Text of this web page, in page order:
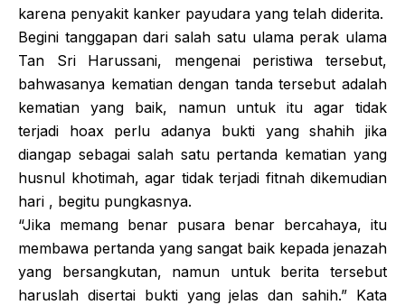
karena penyakit kanker payudara yang telah diderita.
Begini tanggapan dari salah satu ulama perak ulama
Tan Sri Harussani, mengenai peristiwa tersebut,
bahwasanya kematian dengan tanda tersebut adalah
kematian yang baik, namun untuk itu agar tidak
terjadi hoax perlu adanya bukti yang shahih jika
diangap sebagai salah satu pertanda kematian yang
husnul khotimah, agar tidak terjadi fitnah dikemudian
hari , begitu pungkasnya.
“Jika memang benar pusara benar bercahaya, itu
membawa pertanda yang sangat baik kepada jenazah
yang bersangkutan, namun untuk berita tersebut
haruslah disertai bukti yang jelas dan sahih.” Kata